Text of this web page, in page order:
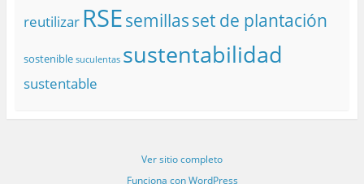
reutilizar RSEsemillasset de plantación
sostenible suculentas sustentabilidad
sustentable
Ver sitio completo
Funciona con WordPress